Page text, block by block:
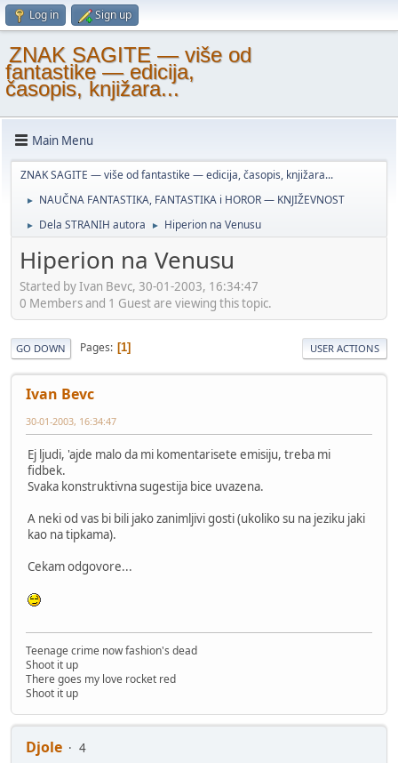
Log in Sign up
ZNAK SAGITE — više od
fantastike — edicija,
časopis, knjižara...
Main Menu
ZNAK SAGITE — više od fantastike — edicija, časopis, knjižara...
► NAUČNA FANTASTIKA, FANTASTIKA i HOROR — KNJIŽEVNOST
► Dela STRANIH autora ► Hiperion na Venusu
Hiperion na Venusu
Started by Ivan Bevc, 30-01-2003, 16:34:47
0 Members and 1 Guest are viewing this topic.
GO DOWN Pages 1 USER ACTIONS
Ivan Bevc
30-01-2003, 16:34:47
Ej ljudi, 'ajde malo da mi komentarisete emisiju, treba mi
fidbek.
Svaka konstruktivna sugestija bice uvazena.
A neki od vas bi bili jako zanimljivi gosti (ukoliko su na jeziku jaki
kao na tipkama).
Cekam odgovore...
Teenage crime now fashion's dead
Shoot it up
There goes my love rocket red
Shoot it up
Djole
4